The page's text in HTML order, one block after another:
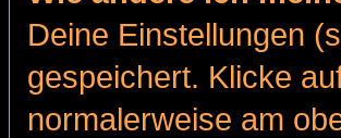
Deine Einstellungen
gespeichert. Klicke
normalerweise am